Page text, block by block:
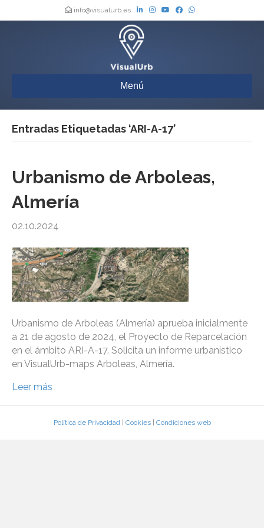
info@visualurb.es
Menú
Entradas Etiquetadas ‘ARI-A-17’
Urbanismo de Arboleas,
Almería
02.10.2024
Urbanismo de Arboleas (Almería) aprueba inicialmente
a 21 de agosto de 2024, el Proyecto de Reparcelación
en el ámbito ARI-A-17. Solicita un informe urbanístico
en VisualUrb-maps Arboleas, Almería.
Leer más
Política de Privacidad| Cookies| Condiciones web